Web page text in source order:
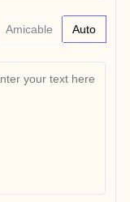
Auto
Amicable